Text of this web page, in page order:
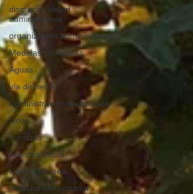
discrecionalidad
administrativa
organización administrativa
Medidas cautelares
Aguas
vía de hecho
Administración electrónica
blogs
licencias
Transparencia
Unión Europea
derecho sancionador